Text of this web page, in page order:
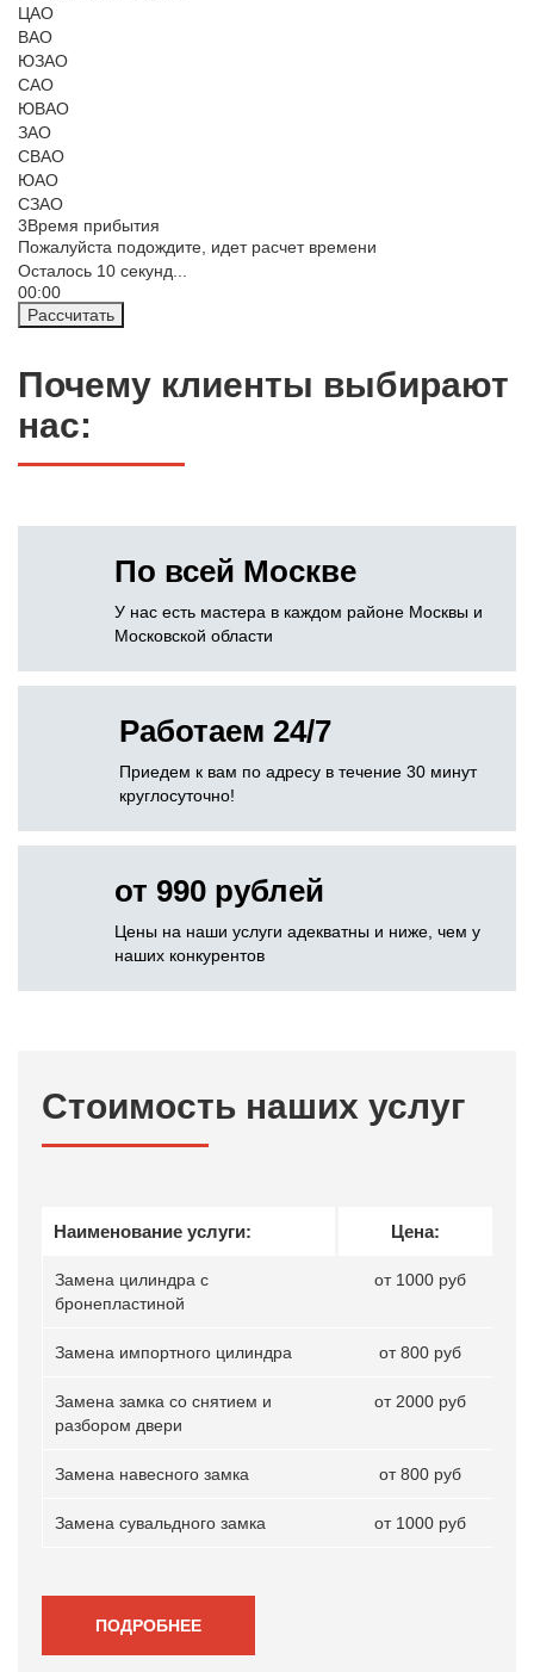
ЦАО
ВАО
ЮЗАО
САО
ЮВАО
ЗАО
СВАО
ЮАО
СЗАО
3Время прибытия
Пожалуйста подождите, идет расчет времени
Осталось 10 секунд...
00:00
Рассчитать
Почему клиенты выбирают
нас:
По всей Москве
У нас есть мастера в каждом районе Москвы и
Московской области
Работаем 24/7
Приедем к вам по адресу в течение 30 минут
круглосуточно!
от 990 рублей
Цены на наши услуги адекватны и ниже, чем у
наших конкурентов
Стоимость наших услуг
Наименование услуги: Цена:
Замена цилиндра с
бронепластиной
от 1000 руб
Замена импортного цилиндра от 800 руб
Замена замка со снятием и
разбором двери
от 2000 руб
Замена навесного замка от 800 руб
Замена сувальдного замка от 1000 руб
ПОДРОБНЕЕ